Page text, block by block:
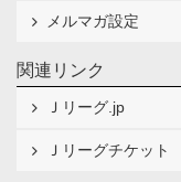
メルマガ設定
関連リンク
Ｊリーグ.jp
Ｊリーグチケット